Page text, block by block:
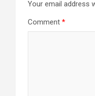
Your email address
Comment *